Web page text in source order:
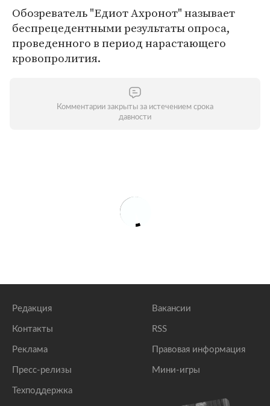
Обозреватель "Едиот Ахронот" называет
беспрецедентными результаты опроса,
проведенного в период нарастающего
кровопролития.
Комментарии закрыты за истечением срока
давности
Редакция
Контакты
Реклама
Пресс-релизы
Техподдержка
Вакансии
RSS
Правовая информация
Мини-игры